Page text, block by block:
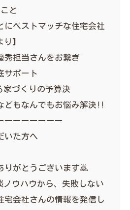
と
にベストマッチな住宅会社
】
秀担当さんをお繋ぎ
サポート
家づくりの予算決
どもなんでもお悩み解決‼︎
ーーーーーーー
いた方へ
りがとうございます🙇
ノウハウから、失敗しない
宅会社さんの情報を発信し